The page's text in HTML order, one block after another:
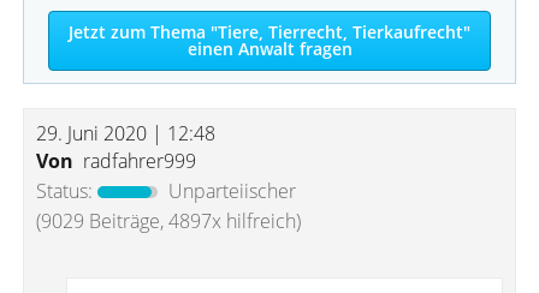
Jetzt zum Thema "Tiere, Tierrecht, Tierkaufrecht"
einen Anwalt fragen
29. Juni 2020 | 12:48
Von radfahrer999
Status:
Unparteiischer
(9029 Beiträge, 4897x hilfreich)